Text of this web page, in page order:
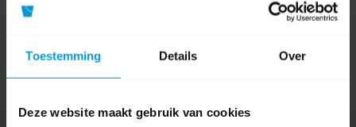
Toestemming Details Over
Deze website maakt gebruik van cookies